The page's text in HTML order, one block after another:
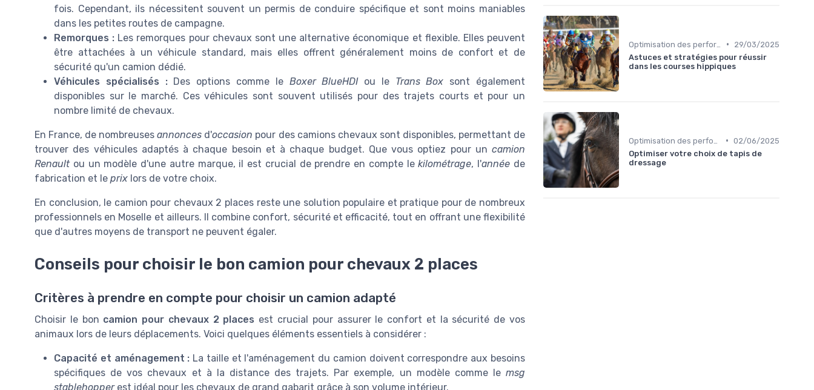
fois. Cependant, ils nécessitent souvent un permis de conduire spécifique et sont moins maniables
dans les petites routes de campagne.
Remorques : Les remorques pour chevaux sont une alternative économique et flexible. Elles peuvent
être attachées à un véhicule standard, mais elles offrent généralement moins de confort et de
sécurité qu'un camion dédié.
Véhicules spécialisés :Des options comme le Boxer BlueHDIou le Trans Box sont également
disponibles sur le marché. Ces véhicules sont souvent utilisés pour des trajets courts et pour un
nombre limité de chevaux.
En France, de nombreusesannonces d'occasion pour des camions chevaux sont disponibles, permettant de
trouver des véhicules adaptés à chaque besoin et à chaque budget. Que vous optiez pour un camion
Renaultou un modèle d'une autre marque, il est crucial de prendre en compte lekilométrage, l'année de
fabrication et le prix lors de votre choix.
En conclusion, le camion pour chevaux 2 places reste une solution populaire et pratique pour de nombreux
professionnels en Moselle et ailleurs. Il combine confort, sécurité et efficacité, tout en offrant une flexibilité
que d'autres moyens de transport ne peuvent égaler.
Conseils pour choisir le bon camion pour chevaux 2 places
Critères à prendre en compte pour choisir un camion adapté
Choisir le bon camion pour chevaux 2 places est crucial pour assurer le confort et la sécurité de vos
animaux lors de leurs déplacements. Voici quelques éléments essentiels à considérer :
Capacité et aménagement : La taille et l'aménagement du camion doivent correspondre aux besoins
spécifiques de vos chevaux et à la distance des trajets. Par exemple, un modèle comme le msg
stablehopperest idéal pour les chevaux de grand gabarit grâce à son volume intérieur.
•
29/03/2025
Astuces et stratégies pour réussir
dans les courses hippiques
• 02/06/2025
Optimiser votre choix de tapis de
dressage